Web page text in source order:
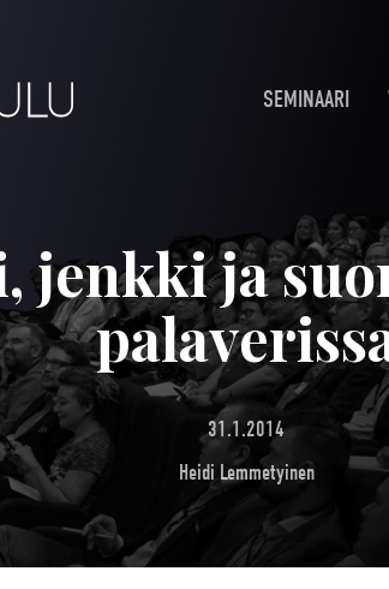
SEMINAARI
jenkki ja
31.1.2014
Heidi Lemmetyinen